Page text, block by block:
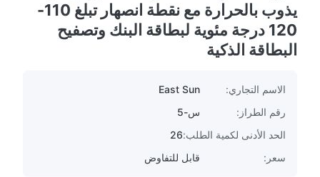
يذوب بالحرارة مع نقطة انصهار تبلغ 110-
120 درجة مئوية لبطاقة البنك وتصفيح
البطاقة الذكية
الاسم التجاري:
East Sun
رقم الطراز:
الحد الأدنى لكمية الطلب:26
قابل للتفاوض